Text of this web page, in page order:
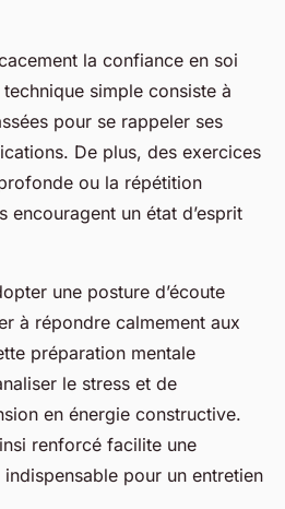
la confiance en soi
technique simple consiste à
pour se rappeler ses
De plus, des exercices
ou la répétition
encouragent un état d’esprit
une posture d’écoute
à répondre calmement aux
préparation mentale
le stress et de
en énergie constructive.
renforcé facilite une
pour un entretien